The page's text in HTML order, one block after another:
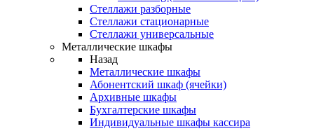
Стеллажи разборные
Стеллажи стационарные
Стеллажи универсальные
Металлические шкафы
Назад
Металлические шкафы
Абонентский шкаф (ячейки)
Архивные шкафы
Бухгалтерские шкафы
Индивидуальные шкафы кассира